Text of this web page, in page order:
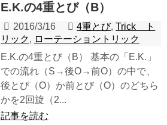
E.K.の4重とび（B）
2016/3/16 4重とび,Trick ト
リック, ローテーショントリック
E.K.の4重とび（B） 基本の「E.K.」
での流れ（S→後O→前O）の中で、
後とび（O）か前とび（O）のどちら
かを2回旋（2...
記事を読む